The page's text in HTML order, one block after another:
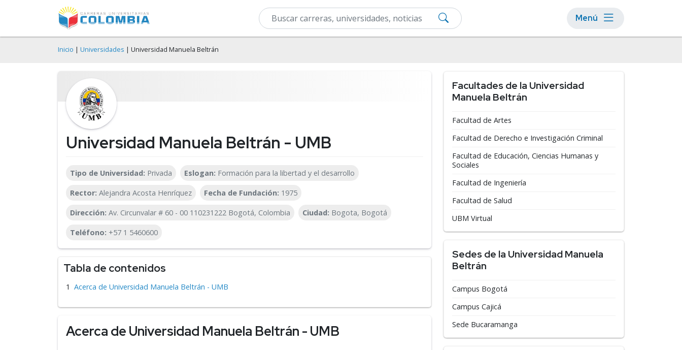
Menú
Inicio | Universidades | Universidad Manuela Beltrán
Universidad Manuela Beltrán - UMB
Tipo de Universidad: Privada Eslogan: Formación para la libertad y el desarrollo
Rector: Alejandra Acosta Henríquez Fecha de Fundación: 1975
Dirección: Av. Circunvalar # 60 - 00 110231222 Bogotá, Colombia Ciudad: Bogota, Bogotá
Teléfono: +57 1 5460600
Tabla de contenidos
Acerca de Universidad Manuela Beltrán - UMB
Acerca de Universidad Manuela Beltrán - UMB
Facultades de la Universidad
Manuela Beltrán
Facultad de Artes
Facultad de Derecho e Investigación Criminal
Facultad de Educación, Ciencias Humanas y
Sociales
Facultad de Ingeniería
Facultad de Salud
UBM Virtual
Sedes de la Universidad Manuela
Beltrán
Campus Bogotá
Campus Cajicá
Sede Bucaramanga